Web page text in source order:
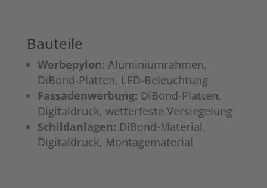
Bauteile
Werbepylon: Aluminiumrahmen,
DiBond-Platten, LED-Beleuchtung
Fassadenwerbung: DiBond-Platten,
Digitaldruck, wetterfeste Versiegelung
Schildanlagen: DiBond-Material,
Digitaldruck, Montagematerial